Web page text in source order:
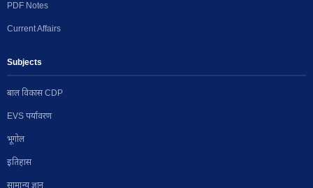
PDF Notes
Current Affairs
Subjects
बाल विकास CDP
EVS पर्यावरण
भूगोल
इतिहास
सामान्य ज्ञान